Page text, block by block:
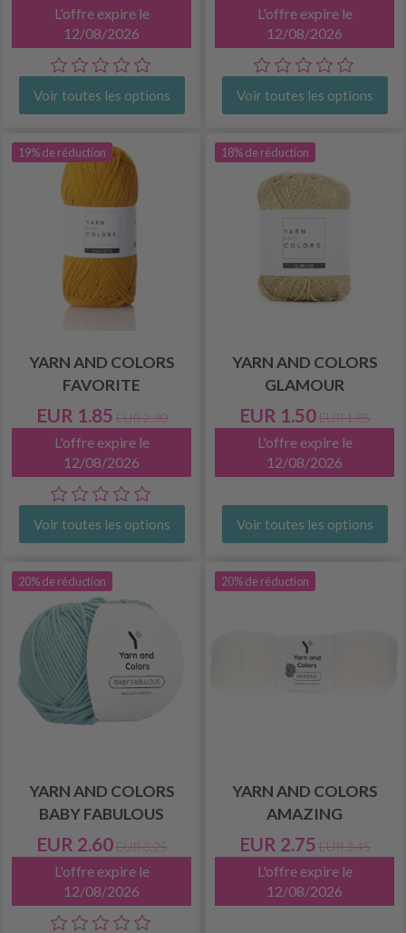
L'offre expire le
12/08/2026
Voir toutes les options
L'offre expire le
12/08/2026
Voir toutes les options
19% de réduction
YARN AND COLORS
FAVORITE
EUR 1.85 EUR 2.30
L'offre expire le
12/08/2026
Voir toutes les options
18% de réduction
YARN AND COLORS
GLAMOUR
EUR 1.50 EUR 1.85
L'offre expire le
12/08/2026
Voir toutes les options
20% de réduction
YARN AND COLORS
BABY FABULOUS
EUR 2.60 EUR 3.25
L'offre expire le
12/08/2026
20% de réduction
YARN AND COLORS
AMAZING
EUR 2.75 EUR 3.45
L'offre expire le
12/08/2026